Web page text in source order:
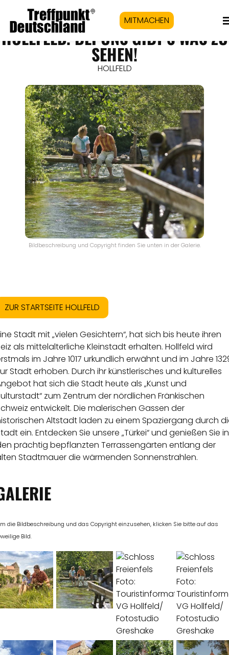
MITMACHEN
HOLLFELD. BEI UNS GIBT’S WAS ZU
SEHEN!
HOLLFELD
Bildbeschreibung und Copyright finden Sie unten in der Galerie.
ZUR STARTSEITE HOLLFELD
Stadt mit „vielen Gesichtern“, hat sich bis heute ihren
als mittelalterliche Kleinstadt erhalten. Hollfeld wird
im Jahre 1017 urkundlich erwähnt und im Jahre
Stadt erhoben. Durch ihr künstlerisches und kulturelles
hat sich die Stadt heute als „Kunst und
zum Zentrum der nördlichen Fränkischen
entwickelt. Die malerischen Gassen der
Altstadt laden zu einem Spaziergang durch
ein. Entdecken Sie unsere „Türkei“ und genießen Sie in
prächtig bepflanzten Terrassengärten entlang der
Stadtmauer die wärmenden Sonnenstrahlen.
die Bildbeschreibung und das Copyright einzusehen, klicken Sie bitte auf das
Bild.